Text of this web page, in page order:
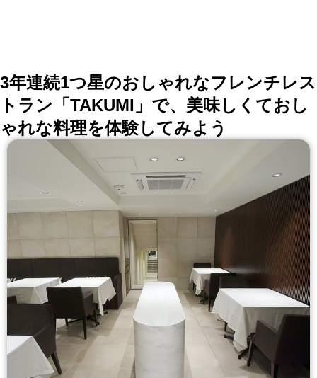
3年連続1つ星のおしゃれなフレンチレス
トラン「TAKUMI」で、美味しくておし
ゃれな料理を体験してみよう